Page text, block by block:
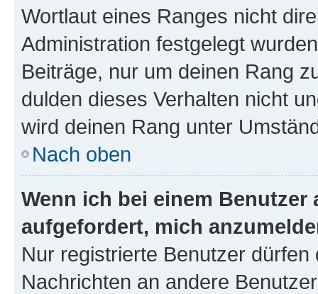
Wortlaut eines Ranges nicht
Administration festgelegt
Beiträge, nur um deinen Rang
dulden dieses Verhalten nicht
wird deinen Rang unter
Nach oben
Wenn ich bei einem
aufgefordert, mich
Nur registrierte Benutzer
Nachrichten an andere